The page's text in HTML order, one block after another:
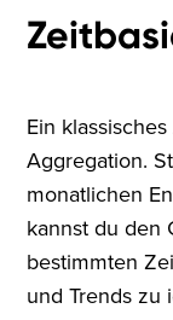
Ein
Aggregation.
monatlichen
kannst du den
bestimmten
und Trends zu